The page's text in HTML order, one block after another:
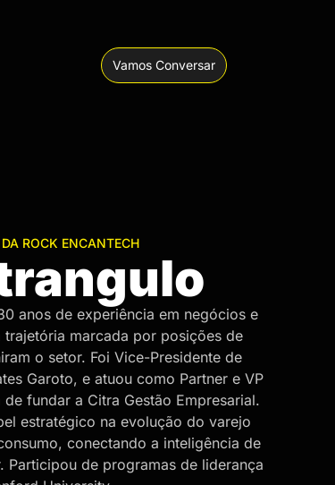
Vamos Conversar
ROCK ENCANTECH
anos de experiência em negócios e
marcada por posições de
o setor. Foi Vice-Presidente de
Garoto, e atuou como Partner e VP
fundar a Citra Gestão Empresarial.
estratégico na evolução do varejo
conectando a inteligência de
de programas de liderança